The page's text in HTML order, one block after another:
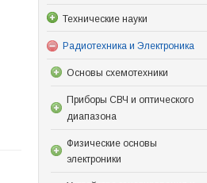
Технические науки
Радиотехника и Электроника
Основы схемотехники
Приборы СВЧ и оптического
диапазона
Физические основы
электроники